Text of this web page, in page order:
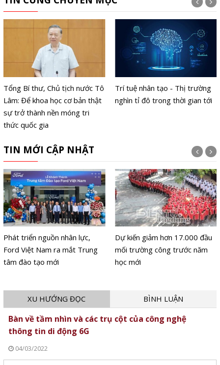
Tổng Bí thư, Chủ tịch nước Tô
Lâm: Để khoa học cơ bản thật
sự trở thành nền móng tri
thức quốc gia
Trí tuệ nhân tạo - Thị trường
nghìn tỉ đô trong thời gian tới
TIN MỚI CẬP NHẬT
Phát triển nguồn nhân lực,
Ford Việt Nam ra mắt Trung
tâm đào tạo mới
Dự kiến giảm hơn 17.000 đầu
mối trường công trước năm
học mới
XU HƯỚNG ĐỌC BÌNH LUẬN
Bàn về tầm nhìn và các trụ cột của công nghệ
thông tin di động 6G
04/03/2022